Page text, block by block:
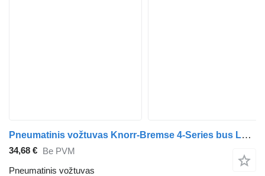
Pneumatinis vožtuvas Knorr-Bremse 4-Series bus L94 (01.96-12.06) BR9191 autobuso Scania 4-series bus (1995-2006)
34,68 € Be PVM
Pneumatinis vožtuvas